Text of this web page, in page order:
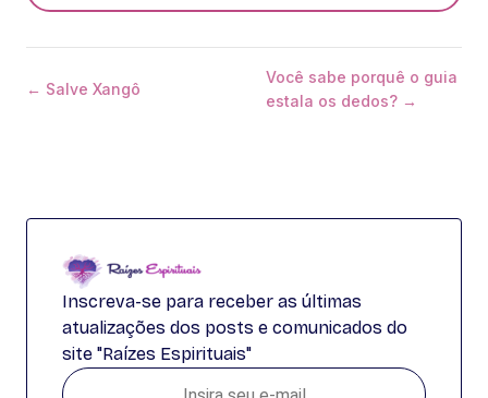
← Salve Xangô
Você sabe porquê o guia
estala os dedos? →
Inscreva-se para receber as últimas
atualizações dos posts e comunicados do
site "Raízes Espirituais"